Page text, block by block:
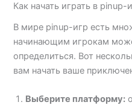
Как начать играть в pinup-
В мире pinup-игр есть
начинающим игрокам
определиться. Вот
вам начать ваше
Выберите платформу: